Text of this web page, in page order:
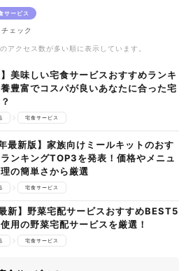
サービス
ェック
アクセス数が多い順に表示しています。
】美味しい宅食サービスおすすめランキ
豊富でコスパが良いあなたに合った宅
宅食サービス
最新版】家族向けミールキットのおす
ンキングTOP3を発表！価格やメニュ
の簡単さから厳選
宅食サービス
新】野菜宅配サービスおすすめBEST5
使用の野菜宅配サービスを厳選！
宅食サービス